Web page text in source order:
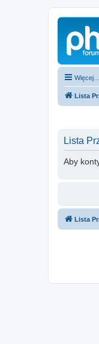
Więcej…
Lista
Lista
Aby
Lista